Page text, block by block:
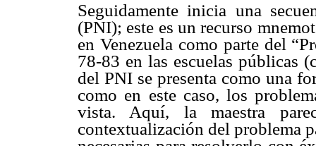
Seguidamente inicia una
(PNI); este es un recurso
en Venezuela como parte del
78-83 en las escuelas públicas
del PNI se presenta como una
como en este caso, los
vista. Aquí, la maestra
contextualización del problema